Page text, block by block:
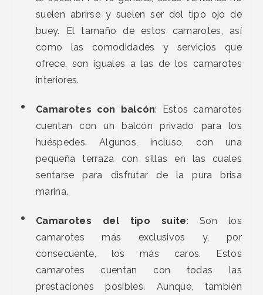
suelen abrirse y suelen ser del tipo ojo de
buey. El tamaño de estos camarotes, así
como las comodidades y servicios que
ofrece, son iguales a las de los camarotes
interiores.
Camarotes con balcón: Estos camarotes
cuentan con un balcón privado para los
huéspedes. Algunos, incluso, con una
pequeña terraza con sillas en las cuales
sentarse para disfrutar de la pura brisa
marina.
Camarotes del tipo suite: Son los
camarotes más exclusivos y, por
consecuente, los más caros. Estos
camarotes cuentan con todas las
prestaciones posibles. Aunque, también